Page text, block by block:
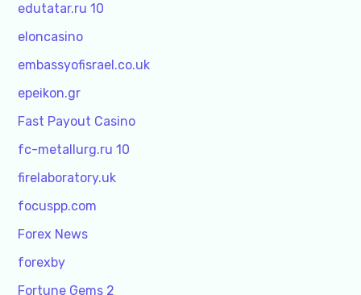
edutatar.ru 10
eloncasino
embassyofisrael.co.uk
epeikon.gr
Fast Payout Casino
fc-metallurg.ru 10
firelaboratory.uk
focuspp.com
Forex News
forexby
Fortune Gems 2